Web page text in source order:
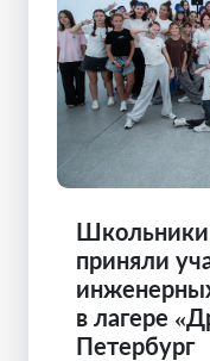
приняли
в лагере
Петербург